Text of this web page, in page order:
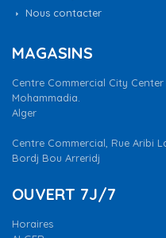
Nous contacter
MAGASINS
Centre Commercial City
Mohammadia.
Alger
Centre Commercial, Rue Aribi
Bordj Bou Arreridj
OUVERT 7J/7
Horaires